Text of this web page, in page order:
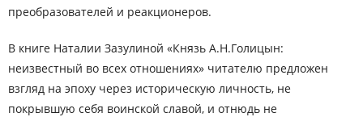
преобразователей и реакционеров.
В книге Наталии Зазулиной «Князь А.Н.Голицын:
неизвестный во всех отношениях» читателю предложен
взгляд на эпоху через историческую личность, не
покрывшую себя воинской славой, и отнюдь не